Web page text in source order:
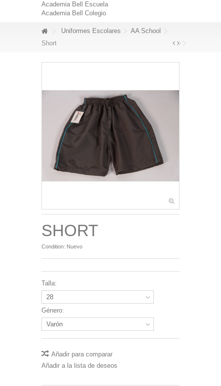
Academia Bell Escuela
Academia Bell Colegio
Uniformes Escolares
AA School
Short
SHORT
Condition: Nuevo
Talla:
28
Género:
Varón
Añadir para comparar
Añadir a la lista de deseos